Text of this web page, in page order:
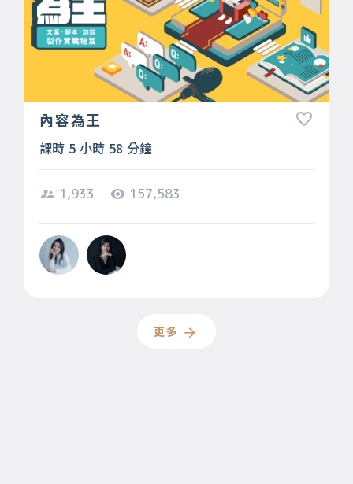
內容為王
課時 5 小時 58 分鐘
1,933 157,583
更多